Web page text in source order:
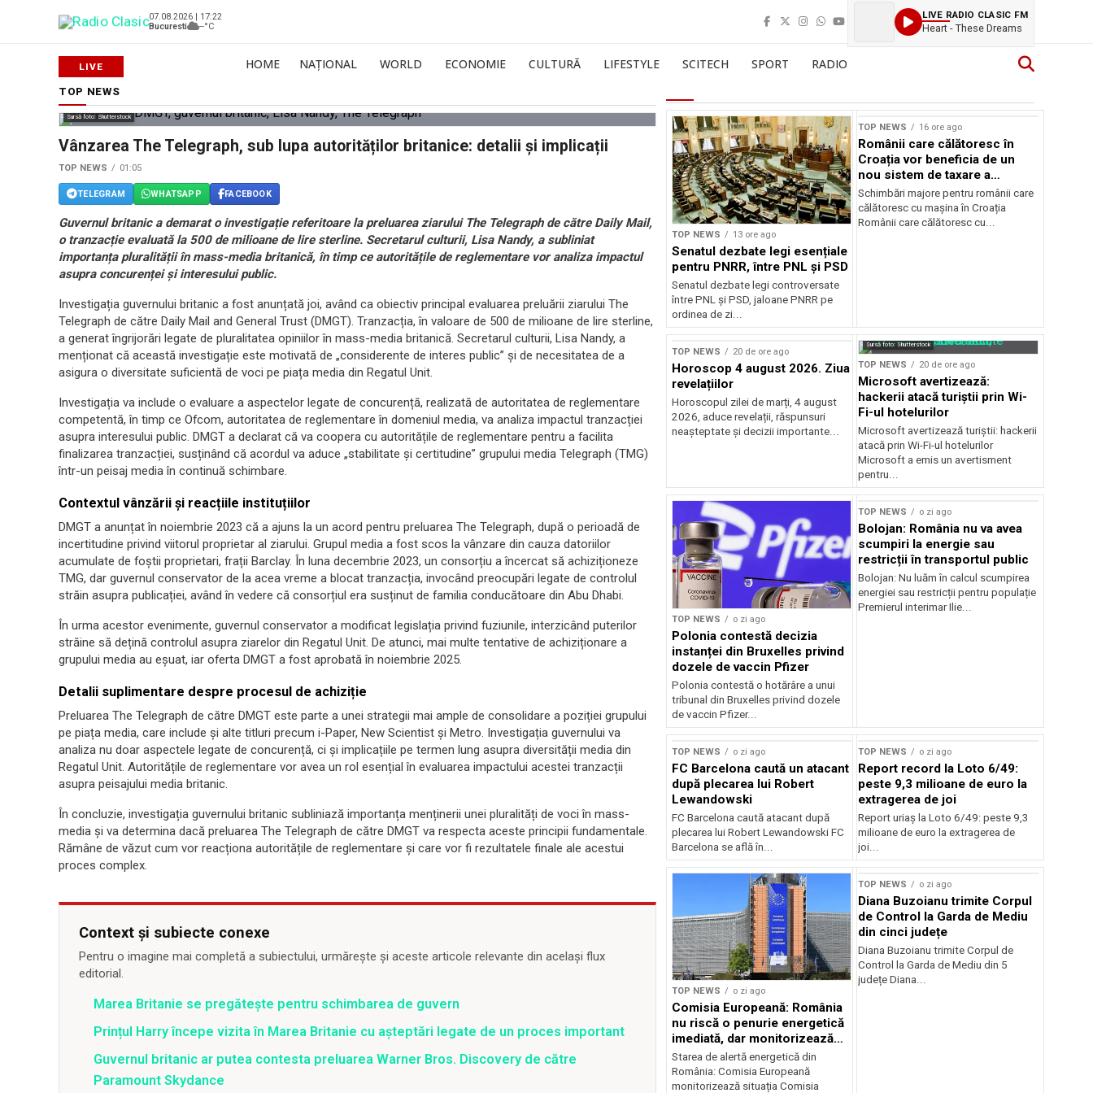
07.08.2026 | 17:22
Bucuresti
--°C
LIVE RADIO CLASIC FM
Heart - These Dreams
HOME NAȚIONAL WORLD ECONOMIE CULTURĂ LIFESTYLE SCITECH SPORT RADIO
TOP NEWS
Sursă foto: Shutterstock
Vânzarea The Telegraph, sub lupa autorităților britanice: detalii și implicații
TOP NEWS 01:05
TELEGRAM WHATSAPP FACEBOOK
Guvernul britanic a demarat o investigație referitoare la preluarea ziarului The Telegraph de către Daily Mail,
o tranzacție evaluată la 500 de milioane de lire sterline. Secretarul culturii, Lisa Nandy, a subliniat
importanța pluralității în mass-media britanică, în timp ce autoritățile de reglementare vor analiza impactul
asupra concurenței și interesului public.
Investigația guvernului britanic a fost anunțată joi, având ca obiectiv principal evaluarea preluării ziarului The
Telegraph de către Daily Mail and General Trust (DMGT). Tranzacția, în valoare de 500 de milioane de lire sterline,
a generat îngrijorări legate de pluralitatea opiniilor în mass-media britanică. Secretarul culturii, Lisa Nandy, a
menționat că această investigație este motivată de „considerente de interes public” și de necesitatea de a
asigura o diversitate suficientă de voci pe piața media din Regatul Unit.
Investigația va include o evaluare a aspectelor legate de concurență, realizată de autoritatea de reglementare
competentă, în timp ce Ofcom, autoritatea de reglementare în domeniul media, va analiza impactul tranzacției
asupra interesului public. DMGT a declarat că va coopera cu autoritățile de reglementare pentru a facilita
finalizarea tranzacției, susținând că acordul va aduce „stabilitate și certitudine” grupului media Telegraph (TMG)
într-un peisaj media în continuă schimbare.
Contextul vânzării și reacțiile instituțiilor
DMGT a anunțat în noiembrie 2023 că a ajuns la un acord pentru preluarea The Telegraph, după o perioadă de
incertitudine privind viitorul proprietar al ziarului. Grupul media a fost scos la vânzare din cauza datoriilor
acumulate de foștii proprietari, frații Barclay. În luna decembrie 2023, un consorțiu a încercat să achiziționeze
TMG, dar guvernul conservator de la acea vreme a blocat tranzacția, invocând preocupări legate de controlul
străin asupra publicației, având în vedere că consorțiul era susținut de familia conducătoare din Abu Dhabi.
În urma acestor evenimente, guvernul conservator a modificat legislația privind fuziunile, interzicând puterilor
străine să dețină controlul asupra ziarelor din Regatul Unit. De atunci, mai multe tentative de achiziționare a
grupului media au eșuat, iar oferta DMGT a fost aprobată în noiembrie 2025.
Detalii suplimentare despre procesul de achiziție
Preluarea The Telegraph de către DMGT este parte a unei strategii mai ample de consolidare a poziției grupului
pe piața media, care include și alte titluri precum i-Paper, New Scientist și Metro. Investigația guvernului va
analiza nu doar aspectele legate de concurență, ci și implicațiile pe termen lung asupra diversității media din
Regatul Unit. Autoritățile de reglementare vor avea un rol esențial în evaluarea impactului acestei tranzacții
asupra peisajului media britanic.
În concluzie, investigația guvernului britanic subliniază importanța menținerii unei pluralități de voci în mass-
media și va determina dacă preluarea The Telegraph de către DMGT va respecta aceste principii fundamentale.
Rămâne de văzut cum vor reacționa autoritățile de reglementare și care vor fi rezultatele finale ale acestui
proces complex.
Context și subiecte conexe
Pentru o imagine mai completă a subiectului, urmărește și aceste articole relevante din același flux
editorial.
Marea Britanie se pregătește pentru schimbarea de guvern
Prințul Harry începe vizita în Marea Britanie cu așteptări legate de un proces important
Guvernul britanic ar putea contesta preluarea Warner Bros. Discovery de către
Paramount Skydance
TOP NEWS 13 ore ago
Senatul dezbate legi esențiale
pentru PNRR, între PNL și PSD
Senatul dezbate legi controversate
între PNL și PSD, jaloane PNRR pe
ordinea de zi...
TOP NEWS 16 ore ago
Românii care călătoresc în
Croația vor beneficia de un
nou sistem de taxare a
autostrăzilor
Schimbări majore pentru românii care
călătoresc cu mașina în Croația
Românii care călătoresc cu...
TOP NEWS 20 de ore ago
Horoscop 4 august 2026. Ziua
revelațiilor
Horoscopul zilei de marți, 4 august
2026, aduce revelații, răspunsuri
neașteptate și decizii importante...
Sursă foto: Shutterstock
TOP NEWS 20 de ore ago
Microsoft avertizează:
hackerii atacă turiștii prin Wi-
Fi-ul hotelurilor
Microsoft avertizează turiștii: hackerii
atacă prin Wi-Fi-ul hotelurilor
Microsoft a emis un avertisment
pentru...
TOP NEWS o zi ago
Polonia contestă decizia
instanței din Bruxelles privind
dozele de vaccin Pfizer
Polonia contestă o hotărâre a unui
tribunal din Bruxelles privind dozele
de vaccin Pfizer...
TOP NEWS o zi ago
Bolojan: România nu va avea
scumpiri la energie sau
restricții în transportul public
Bolojan: Nu luăm în calcul scumpirea
energiei sau restricții pentru populație
Premierul interimar Ilie...
TOP NEWS o zi ago
FC Barcelona caută un atacant
după plecarea lui Robert
Lewandowski
FC Barcelona caută atacant după
plecarea lui Robert Lewandowski FC
Barcelona se află în...
TOP NEWS o zi ago
Report record la Loto 6/49:
peste 9,3 milioane de euro la
extragerea de joi
Report uriaș la Loto 6/49: peste 9,3
milioane de euro la extragerea de
joi...
TOP NEWS o zi ago
Comisia Europeană: România
nu riscă o penurie energetică
imediată, dar monitorizează
situația
Starea de alertă energetică din
România: Comisia Europeană
monitorizează situația Comisia
TOP NEWS o zi ago
Diana Buzoianu trimite Corpul
de Control la Garda de Mediu
din cinci județe
Diana Buzoianu trimite Corpul de
Control la Garda de Mediu din 5
județe Diana...